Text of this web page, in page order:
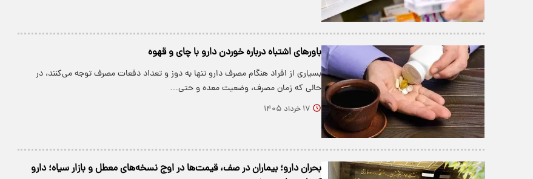
باورهای اشتباه درباره خوردن دارو با چای و قهوه
بسیاری از افراد هنگام مصرف دارو تنها به دوز و تعداد دفعات مصرف توجه می‌کنند، در
حالی که زمان مصرف، وضعیت معده و حتی…
۱۷ خرداد ۱۴۰۵
بحران دارو؛ بیماران در صف، قیمت‌ها در اوج نسخه‌های معطل و بازار سیاه؛ دارو